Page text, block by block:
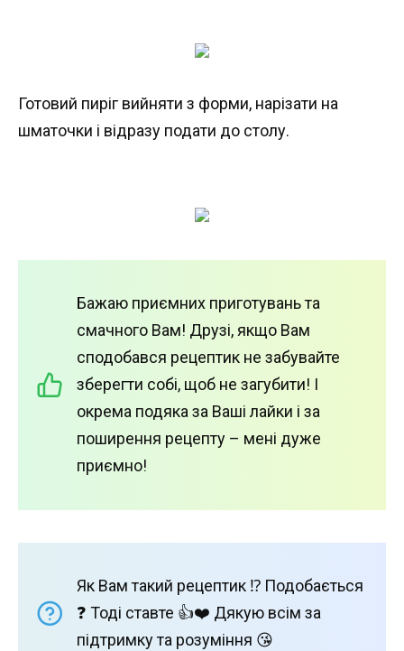
Готовий пиріг вийняти з форми, нарізати на
шматочки і відразу подати до столу.
Бажаю приємних приготувань та
смачного Вам! Друзі, якщо Вам
сподобався рецептик не забувайте
зберегти собі, щоб не загубити! І
окрема подяка за Ваші лайки і за
поширення рецепту – мені дуже
приємно!
Як Вам такий рецептик ⁉️ Подобається
❓ Тоді ставте 👍❤️ Дякую всім за
підтримку та розуміння 😘